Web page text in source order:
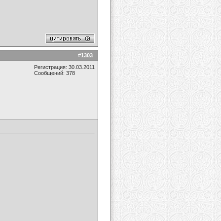
#1303
Регистрация: 30.03.2011
Сообщений: 378